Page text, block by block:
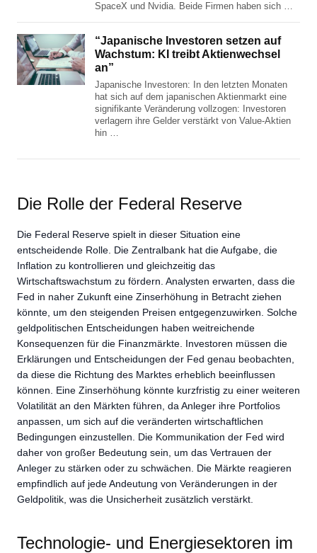
SpaceX und Nvidia. Beide Firmen haben sich …
“Japanische Investoren setzen auf
Wachstum: KI treibt Aktienwechsel
an”
Japanische Investoren: In den letzten Monaten
hat sich auf dem japanischen Aktienmarkt eine
signifikante Veränderung vollzogen: Investoren
verlagern ihre Gelder verstärkt von Value-Aktien
hin …
Die Rolle der Federal Reserve
Die Federal Reserve spielt in dieser Situation eine
entscheidende Rolle. Die Zentralbank hat die Aufgabe, die
Inflation zu kontrollieren und gleichzeitig das
Wirtschaftswachstum zu fördern. Analysten erwarten, dass die
Fed in naher Zukunft eine Zinserhöhung in Betracht ziehen
könnte, um den steigenden Preisen entgegenzuwirken. Solche
geldpolitischen Entscheidungen haben weitreichende
Konsequenzen für die Finanzmärkte. Investoren müssen die
Erklärungen und Entscheidungen der Fed genau beobachten,
da diese die Richtung des Marktes erheblich beeinflussen
können. Eine Zinserhöhung könnte kurzfristig zu einer weiteren
Volatilität an den Märkten führen, da Anleger ihre Portfolios
anpassen, um sich auf die veränderten wirtschaftlichen
Bedingungen einzustellen. Die Kommunikation der Fed wird
daher von großer Bedeutung sein, um das Vertrauen der
Anleger zu stärken oder zu schwächen. Die Märkte reagieren
empfindlich auf jede Andeutung von Veränderungen in der
Geldpolitik, was die Unsicherheit zusätzlich verstärkt.
Technologie- und Energiesektoren im